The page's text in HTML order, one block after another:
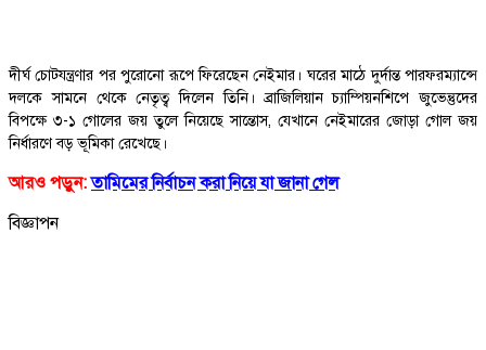
দীর্ঘ চোটযন্ত্রণার পর পুরোনো রূপে ফিরেছেন নেইমার। ঘরের মাঠে দুর্দান্ত পারফরম্যান্সে
দলকে সামনে থেকে নেতৃত্ব দিলেন তিনি। ব্রাজিলিয়ান চ্যাম্পিয়নশিপে জুভেন্তুদের
বিপক্ষে ৩-১ গোলের জয় তুলে নিয়েছে সান্তোস, যেখানে নেইমারের জোড়া গোল জয়
নির্ধারণে বড় ভূমিকা রেখেছে।
আরও পড়ুন:তামিমের নির্বাচন করা নিয়ে যা জানা গেল
বিজ্ঞাপন